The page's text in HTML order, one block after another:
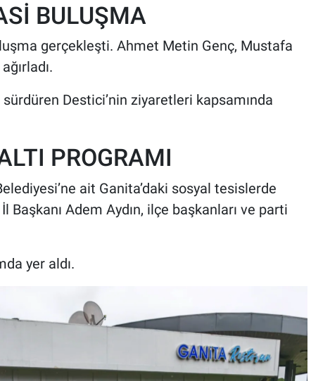
BULUŞMA
gerçekleşti. Ahmet Metin Genç, Mustafa
Destici’nin ziyaretleri kapsamında
PROGRAMI
ait Ganita’daki sosyal tesislerde
Adem Aydın, ilçe başkanları ve parti
yer aldı.